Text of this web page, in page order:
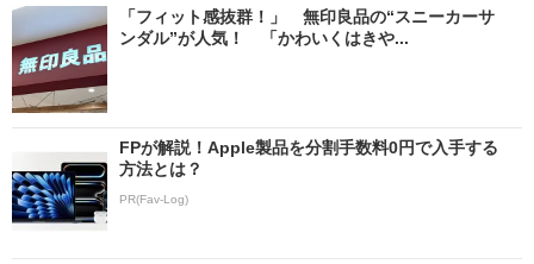
「フィット感抜群！」 無印良品の“スニーカーサ
ンダル”が人気！ 「かわいくはきや...
FPが解説！Apple製品を分割手数料0円で入手する
方法とは？
PR(Fav-Log)